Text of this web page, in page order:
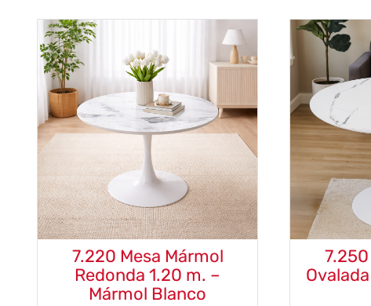
7.220 Mesa Mármol
Redonda 1.20 m. –
Mármol Blanco